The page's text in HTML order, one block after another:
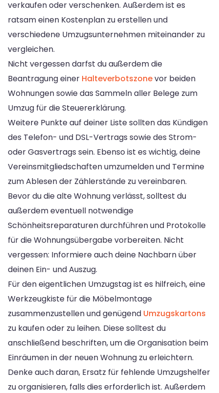
verkaufen oder verschenken. Außerdem ist es
ratsam einen Kostenplan zu erstellen und
verschiedene Umzugsunternehmen miteinander zu
vergleichen.
Nicht vergessen darfst du außerdem die
Beantragung einer Halteverbotszonevor beiden
Wohnungen sowie das Sammeln aller Belege zum
Umzug für die Steuererklärung.
Weitere Punkte auf deiner Liste sollten das Kündigen
des Telefon- und DSL-Vertrags sowie des Strom-
oder Gasvertrags sein. Ebenso ist es wichtig, deine
Vereinsmitgliedschaften umzumelden und Termine
zum Ablesen der Zählerstände zu vereinbaren.
Bevor du die alte Wohnung verlässt, solltest du
außerdem eventuell notwendige
Schönheitsreparaturen durchführen und Protokolle
für die Wohnungsübergabe vorbereiten. Nicht
vergessen: Informiere auch deine Nachbarn über
deinen Ein- und Auszug.
Für den eigentlichen Umzugstag ist es hilfreich, eine
Werkzeugkiste für die Möbelmontage
zusammenzustellen und genügend Umzugskartons
zu kaufen oder zu leihen. Diese solltest du
anschließend beschriften, um die Organisation beim
Einräumen in der neuen Wohnung zu erleichtern.
Denke auch daran, Ersatz für fehlende Umzugshelfer
zu organisieren, falls dies erforderlich ist. Außerdem